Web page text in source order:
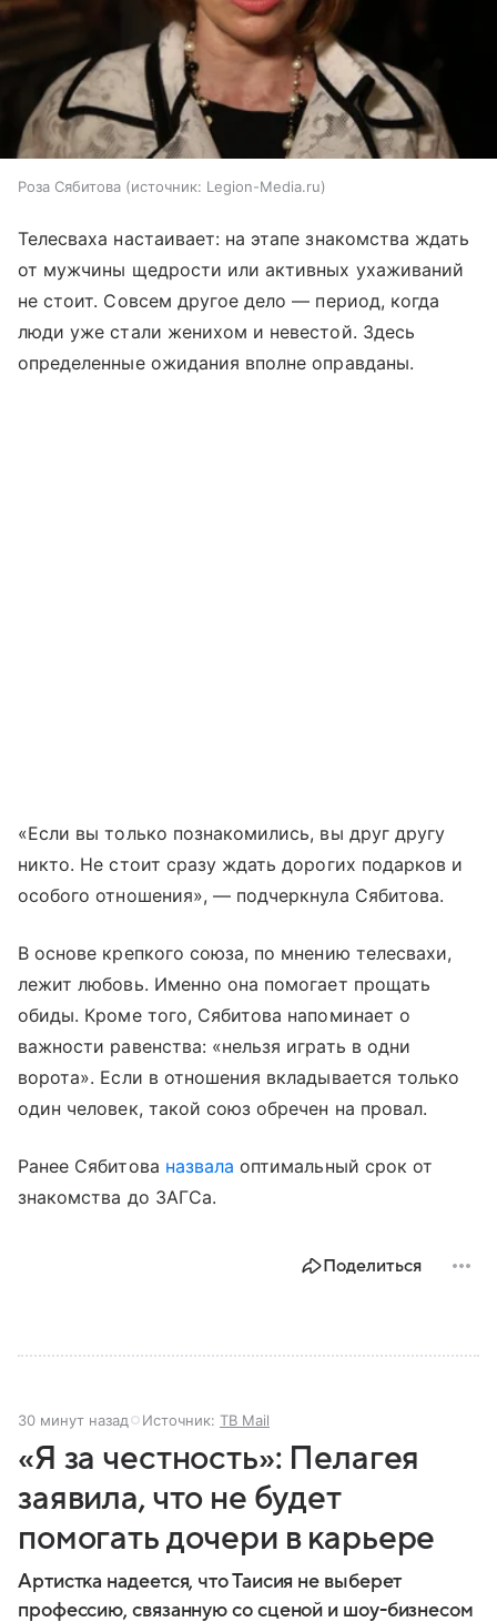
Роза Сябитова источник: Legion-Media.ru
Телесваха настаивает: на этапе знакомства ждать
от мужчины щедрости или активных ухаживаний
не стоит. Совсем другое дело — период, когда
люди уже стали женихом и невестой. Здесь
определенные ожидания вполне оправданы.
«Если вы только познакомились, вы друг другу
никто. Не стоит сразу ждать дорогих подарков и
особого отношения», — подчеркнула Сябитова.
В основе крепкого союза, по мнению телесвахи,
лежит любовь. Именно она помогает прощать
обиды. Кроме того, Сябитова напоминает о
важности равенства: «нельзя играть в одни
ворота». Если в отношения вкладывается только
один человек, такой союз обречен на провал.
Ранее Сябитова назвала оптимальный срок от
знакомства до ЗАГСа.
Поделиться
30 минут назад Источник: ТВ Mail
«Я за честность»: Пелагея
заявила, что не будет
помогать дочери в карьере
Артистка надеется, что Таисия не выберет
профессию, связанную со сценой и шоу-бизнесом